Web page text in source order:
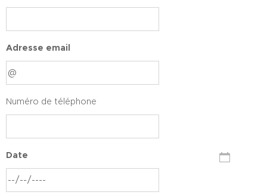
Adresse email
Numéro de téléphone
Date